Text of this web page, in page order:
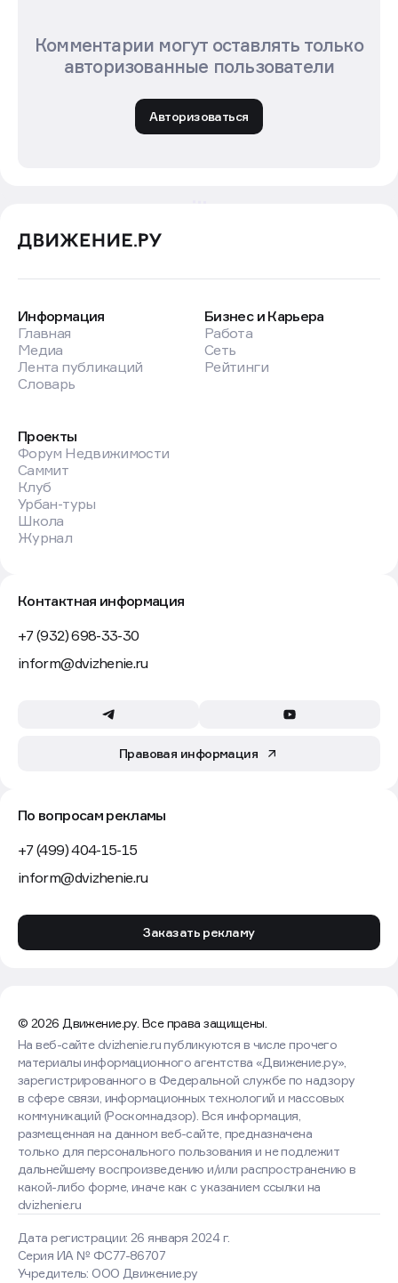
Комментарии могут оставлять только
авторизованные пользователи
Авторизоваться
Информация
Главная
Медиа
Лента публикаций
Словарь
Бизнес и Карьера
Работа
Сеть
Рейтинги
Проекты
Форум Недвижимости
Саммит
Клуб
Урбан-туры
Школа
Журнал
Контактная информация
+7 (932) 698-33-30
inform@dvizhenie.ru
Правовая информация
По вопросам рекламы
+7 (499) 404-15-15
inform@dvizhenie.ru
Заказать рекламу
© 2026 Движение.ру. Все права защищены.
Дата регистрации: 26 января 2024 г.
Серия ИА № ФС77-86707
Учредитель: ООО Движение.ру
На веб-сайте dvizhenie.ru публикуются в числе прочего
материалы информационного агентства «Движение.ру»,
зарегистрированного в Федеральной службе по надзору
в сфере связи, информационных технологий и массовых
коммуникаций (Роскомнадзор). Вся информация,
размещенная на данном веб-сайте, предназначена
только для персонального пользования и не подлежит
дальнейшему воспроизведению и/или распространению в
какой-либо форме, иначе как с указанием ссылки на
dvizhenie.ru